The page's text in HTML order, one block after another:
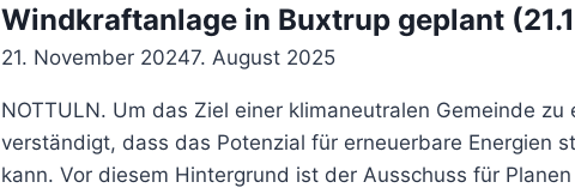
Veranstaltung
gewesen?
Windkraftanlage in Buxtrup geplant
21. November 20247. August 2025
NOTTULN. Um das Ziel einer klimaneutralen Gemeinde
verständigt, dass das Potenzial für erneuerbare Energien
kann. Vor diesem Hintergrund ist der Ausschuss für